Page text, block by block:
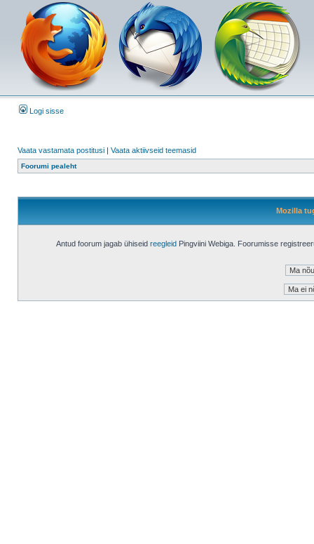
Logi sisse
Vaata vastamata postitusi | Vaata aktiivseid teemasid
Foorumi pealeht
Mozilla
Antud foorum jagab ühiseid reegleid Pingviini Webiga. Foorumisse